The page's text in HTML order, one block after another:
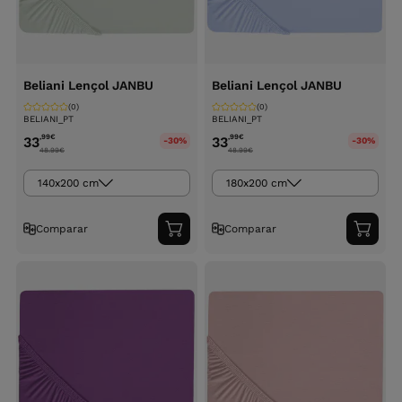
Beliani Lençol JANBU
BELIANI_PT
(0)
33,99€
48.99€
-30%
140x200 cm
Comparar
Adicionar
ao
Beliani Lençol JANBU
BELIANI_PT
(0)
33,99€
48.99€
-30%
180x200 cm
Comparar
ao